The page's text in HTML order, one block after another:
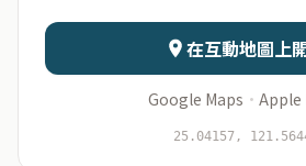
日期 出生時辰
資料僅用於即時分析，
在互動地圖上
Google Maps · Apple
25.04157,